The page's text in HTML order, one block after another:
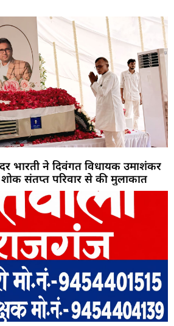
भारती ने दिवंगत विधायक उमाशंकर
शोक संतप्त परिवार से की मुलाकात